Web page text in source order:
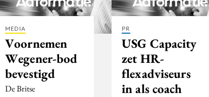
MEDIA
Voornemen
Wegener-bod
bevestigd
De Britse
PR
USG Capacity
zet HR-
flexadviseurs
in als coach